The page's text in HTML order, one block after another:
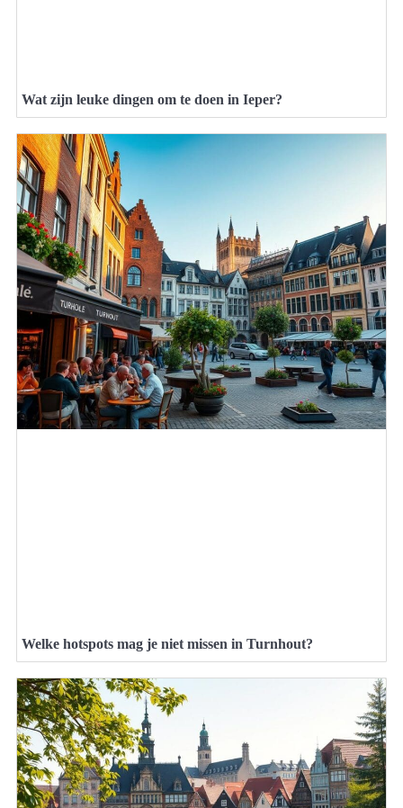
Wat zijn leuke dingen om te doen in Ieper?
Welke hotspots mag je niet missen in Turnhout?